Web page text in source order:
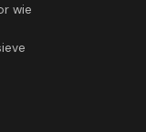
wie